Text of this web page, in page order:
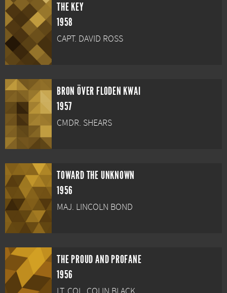
THE KEY
1958
CAPT. DAVID ROSS
BRON ÖVER FLODEN KWAI
1957
CMDR. SHEARS
TOWARD THE UNKNOWN
1956
MAJ. LINCOLN BOND
THE PROUD AND PROFANE
1956